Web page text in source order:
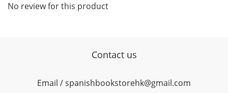
No review for this product
Contact us
Email / spanishbookstorehk@gmail.com